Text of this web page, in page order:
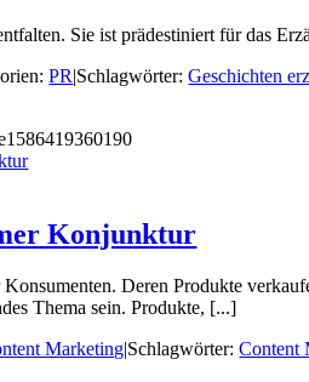
Sie ist prädestiniert für das
PR|Schlagwörter:Geschichten
Konjunktur
Deren Produkte
Thema sein. Produkte, [...]
Marketing|Schlagwörter:Content